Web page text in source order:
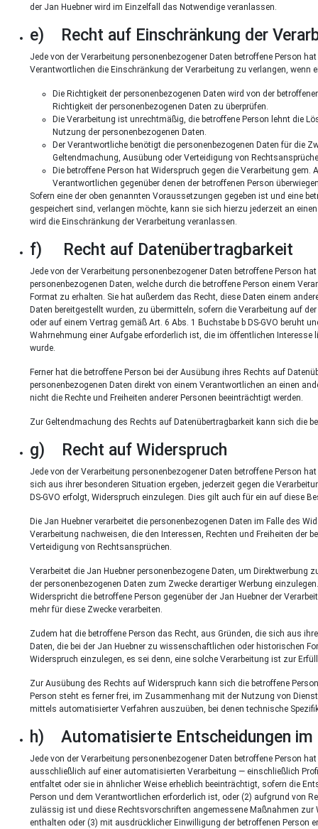
der Jan Huebner wird im Einzelfall das Notwendige veranlassen.
e) Recht auf Einschränkung der
Jede von der Verarbeitung personenbezogener Daten betroffene Person
Verantwortlichen die Einschränkung der Verarbeitung zu verlangen, wenn
Die Richtigkeit der personenbezogenen Daten wird von der
Richtigkeit der personenbezogenen Daten zu überprüfen.
Die Verarbeitung ist unrechtmäßig, die betroffene Person lehnt die
Nutzung der personenbezogenen Daten.
Der Verantwortliche benötigt die personenbezogenen Daten für die
Geltendmachung, Ausübung oder Verteidigung von
Die betroffene Person hat Widerspruch gegen die Verarbeitung
Verantwortlichen gegenüber denen der betroffenen Person
Sofern eine der oben genannten Voraussetzungen gegeben ist und eine
gespeichert sind, verlangen möchte, kann sie sich hierzu jederzeit an
wird die Einschränkung der Verarbeitung veranlassen.
f) Recht auf Datenübertragbarkeit
Jede von der Verarbeitung personenbezogener Daten betroffene Person
personenbezogenen Daten, welche durch die betroffene Person einem
Format zu erhalten. Sie hat außerdem das Recht, diese Daten einem
Daten bereitgestellt wurden, zu übermitteln, sofern die Verarbeitung auf
oder auf einem Vertrag gemäß Art. 6 Abs. 1 Buchstabe b DS-GVO beruht
Wahrnehmung einer Aufgabe erforderlich ist, die im öffentlichen
wurde.
Ferner hat die betroffene Person bei der Ausübung ihres Rechts auf
personenbezogenen Daten direkt von einem Verantwortlichen an einen
nicht die Rechte und Freiheiten anderer Personen beeinträchtigt werden.
Zur Geltendmachung des Rechts auf Datenübertragbarkeit kann sich die
g) Recht auf Widerspruch
Jede von der Verarbeitung personenbezogener Daten betroffene Person
sich aus ihrer besonderen Situation ergeben, jederzeit gegen die
DS-GVO erfolgt, Widerspruch einzulegen. Dies gilt auch für ein auf diese
Die Jan Huebner verarbeitet die personenbezogenen Daten im Falle des
Verarbeitung nachweisen, die den Interessen, Rechten und Freiheiten der
Verteidigung von Rechtsansprüchen.
Verarbeitet die Jan Huebner personenbezogene Daten, um Direktwerbung
der personenbezogenen Daten zum Zwecke derartiger Werbung
Widerspricht die betroffene Person gegenüber der Jan Huebner der
mehr für diese Zwecke verarbeiten.
Zudem hat die betroffene Person das Recht, aus Gründen, die sich aus
Daten, die bei der Jan Huebner zu wissenschaftlichen oder historischen
Widerspruch einzulegen, es sei denn, eine solche Verarbeitung ist zur
Zur Ausübung des Rechts auf Widerspruch kann sich die betroffene
Person steht es ferner frei, im Zusammenhang mit der Nutzung von
mittels automatisierter Verfahren auszuüben, bei denen technische
h) Automatisierte Entscheidungen im
Jede von der Verarbeitung personenbezogener Daten betroffene Person
ausschließlich auf einer automatisierten Verarbeitung — einschließlich
entfaltet oder sie in ähnlicher Weise erheblich beeinträchtigt, sofern die
Person und dem Verantwortlichen erforderlich ist, oder (2) aufgrund von
zulässig ist und diese Rechtsvorschriften angemessene Maßnahmen zur
enthalten oder (3) mit ausdrücklicher Einwilligung der betroffenen Person